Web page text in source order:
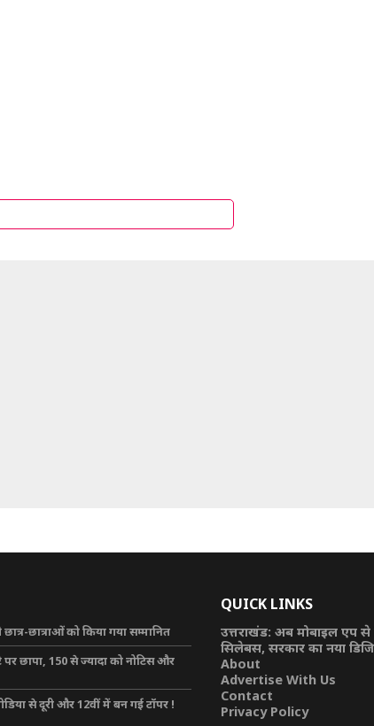
छात्राओं को किया गया सम्मानित
छापा, 150 से ज्यादा को नोटिस और
से दूरी और 12वीं में बन गई टॉपर !
QUICK LINKS
उत्तराखंड: अब मोबाइल एप से
सिलेबस, सरकार का नया
About
Advertise With Us
Contact
Privacy Policy